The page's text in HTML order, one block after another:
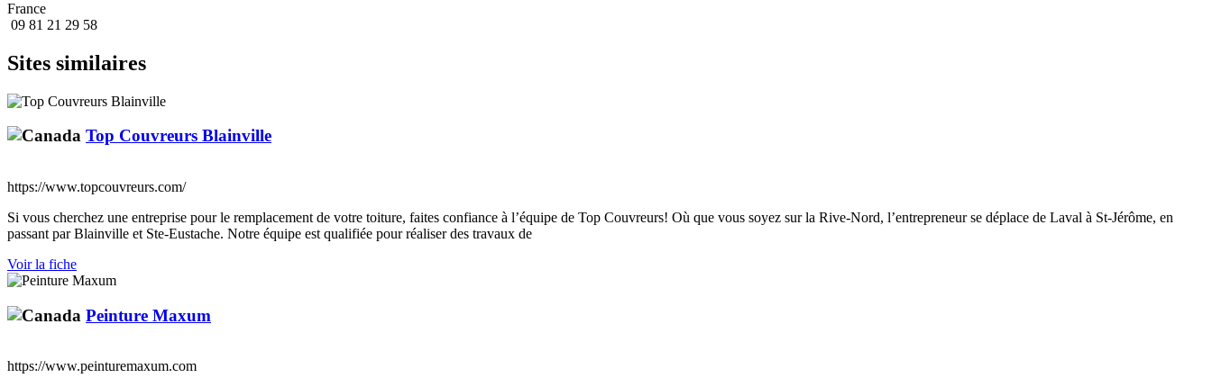
France
09 81 21 29 58
Sites similaires
Top Couvreurs Blainville
https://www.topcouvreurs.com/
Si vous cherchez une entreprise pour le remplacement de votre toiture, faites confiance à l’équipe de Top Couvreurs! Où que vous soyez sur la Rive-Nord, l’entrepreneur se déplace de Laval à St-Jérôme, en
passant par Blainville et Ste-Eustache. Notre équipe est qualifiée pour réaliser des travaux de
Voir la fiche
Peinture Maxum
https://www.peinturemaxum.com